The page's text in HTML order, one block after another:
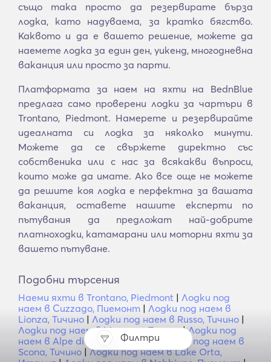
Филтри
също така просто да резервирате бърза
лодка, като надуваема, за кратко бягство.
Каквото и да е вашето решение, можете да
наемете лодка за един ден, уикенд, многодневна
ваканция или просто за парти.
Платформата за наем на яхти на BednBlue
предлага само проверени лодки за чартъри в
Trontano, Piedmont. Намерете и резервирайте
идеалната си лодка за няколко минути.
Можете да се свържете директно със
собственика или с нас за всякакви въпроси,
които може да имате. Ако все още не можете
да решите коя лодка е перфектна за вашата
ваканция, оставете нашите експерти по
пътувания да предложат най-добрите
платноходки, катамарани или моторни яхти за
вашето пътуване.
Подобни търсения
Наеми яхти в Trontano, Piedmont | Лодки под
наем в Cuzzago, Пиемонт | Лодки под наем в
Lionza, Тичино | Лодки под наем в Russo, Тичино |
Лодки под наем в Mosogno, Тичино|Лодки под
наем в Alpe di Naccio, Тичино|
Лодки под наем в
Scona, Тичино |Лодки под наем в Lake Orta,